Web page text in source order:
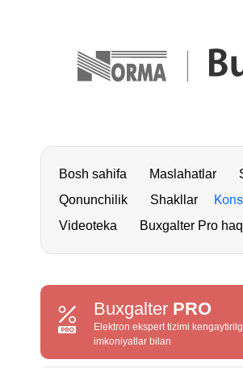
Bosh sahifa Maslahatlar
Qonunchilik
Shakllar
Videoteka Buxgalter Pro
Buxgalter PRO
Elektron ekspert tizimi
imkoniyatlar bilan